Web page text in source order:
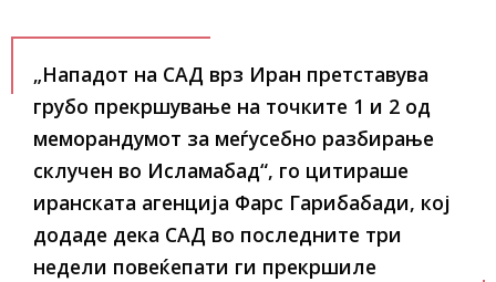
„Нападот на САД врз Иран претставува
грубо прекршување на точките 1 и 2 од
меморандумот за меѓусебно разбирање
склучен во Исламабад“, го цитираше
иранската агенција Фарс Гарибабади, кој
додаде дека САД во последните три
недели повеќепати ги прекршиле